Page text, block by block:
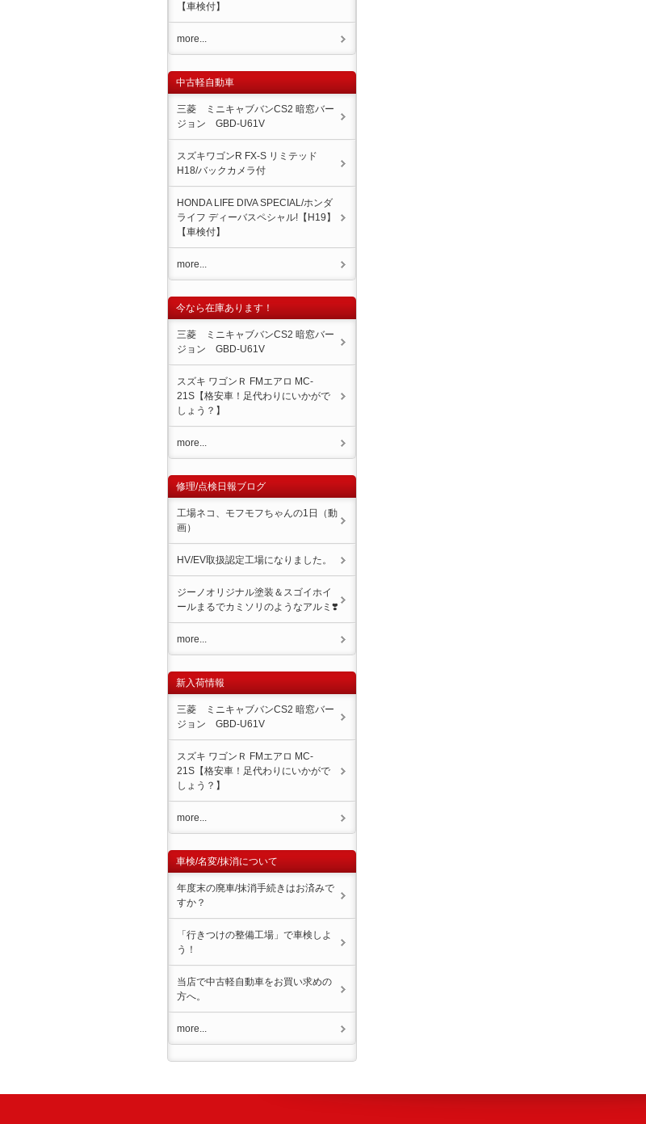
【車検付】
more...
中古軽自動車
三菱 ミニキャブバンCS2 暗窓バー
ジョン GBD-U61V
スズキワゴンR FX-S リミテッド
H18/バックカメラ付
HONDA LIFE DIVA SPECIAL/ホンダ
ライフ ディーバスペシャル!【H19】
【車検付】
more...
今なら在庫あります！
三菱 ミニキャブバンCS2 暗窓バー
ジョン GBD-U61V
スズキ ワゴンＲ FMエアロ MC-
21S【格安車！足代わりにいかがで
しょう？】
more...
修理/点検日報ブログ
工場ネコ、モフモフちゃんの1日（動
画）
HV/EV取扱認定工場になりました。
ジーノオリジナル塗装＆スゴイホイ
ール️まるでカミソリのようなアルミ❣️
more...
新入荷情報
三菱 ミニキャブバンCS2 暗窓バー
ジョン GBD-U61V
スズキ ワゴンＲ FMエアロ MC-
21S【格安車！足代わりにいかがで
しょう？】
more...
車検/名変/抹消について
年度末の廃車/抹消手続きはお済みで
すか？
「行きつけの整備工場」で車検しよ
う！
当店で中古軽自動車をお買い求めの
方へ。
more...